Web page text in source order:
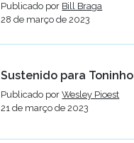
Publicado por Bill Braga
28 de março de 2023
Sustenido para Toninho
Publicado porWesley Pioest
21 de março de 2023